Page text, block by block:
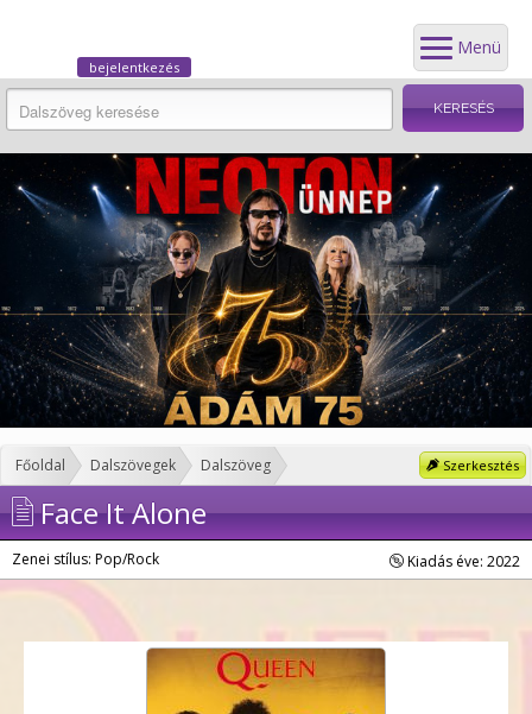
Menü
bejelentkezés
Szerkesztés
Főoldal Dalszövegek Dalszöveg
Face It Alone
Zenei stílus: Pop/Rock Kiadás éve: 2022